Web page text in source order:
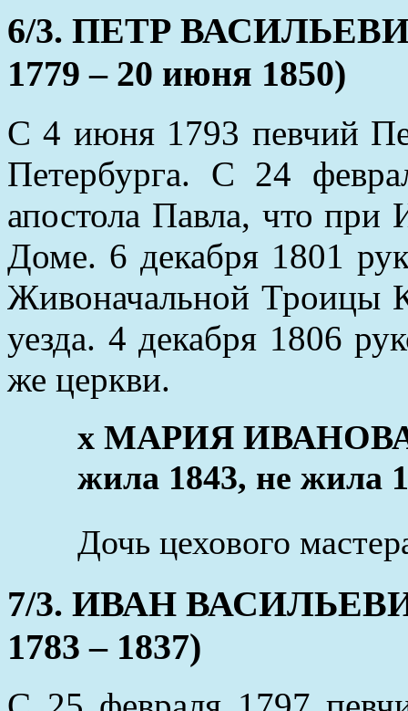
6/3. ПЕТР
1779 – 20 июня 1850)
С 4 июня 1793 певчий
Петербурга. С 24
апостола Павла, что при
Доме. 6 декабря 1801
Живоначальной Троицы
уезда. 4 декабря 1806
же церкви.
x МАРИЯ ИВАНОВА
жила 1843, не жила
Дочь цехового
7/3. ИВАН
1783 – 1837)